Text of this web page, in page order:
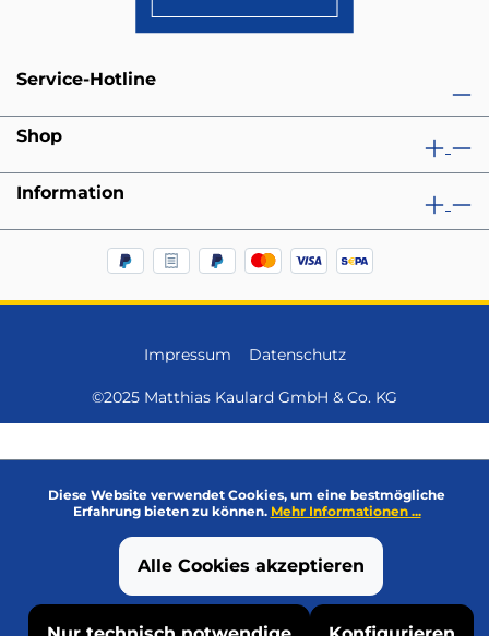
Service-Hotline
Shop
Information
Impressum Datenschutz
©2025 Matthias Kaulard GmbH & Co. KG
Diese Website verwendet Cookies, um eine bestmögliche
Erfahrung bieten zu können. Mehr Informationen ...
Alle Cookies akzeptieren